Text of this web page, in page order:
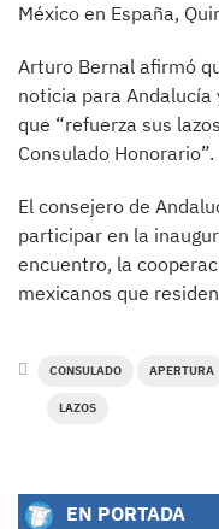
México en España,
Arturo Bernal afirmó
noticia para Andalucía
que “refuerza sus
Consulado Honorario”.
El consejero de
participar en la
encuentro, la
mexicanos que
CONSULADO APERTURA
LAZOS
EN PORTADA